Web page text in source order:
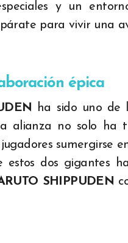
y un
para vivir una
épica
ha sido uno de
alianza no solo ha
sumergirse
estos dos gigantes
SHIPPUDEN